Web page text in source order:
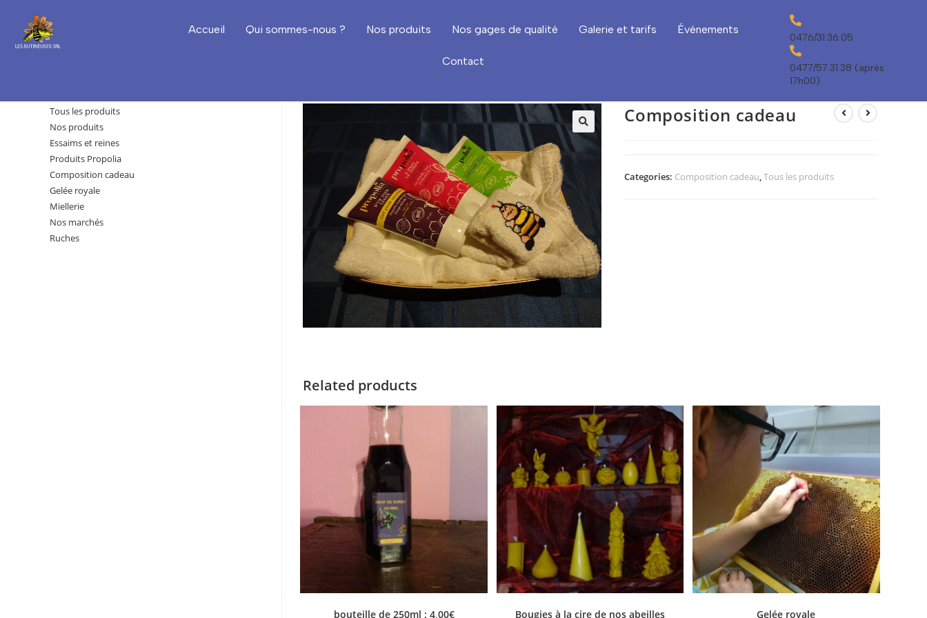
Accueil Qui sommes-nous ? Nos produits Nos gages de qualité Galerie et tarifs Événements
Contact
0476/31.36.05
0477/57.31.38 (après
17h00)
Composition cadeau
Categories: Composition cadeau,Tous les produits
Related products
bouteille de 250ml : 4,00€ Bougies à la cire de nos abeilles Gelée royale
Tous les produits
Nos produits
Essaims et reines
Produits Propolia
Composition cadeau
Gelée royale
Miellerie
Nos marchés
Ruches